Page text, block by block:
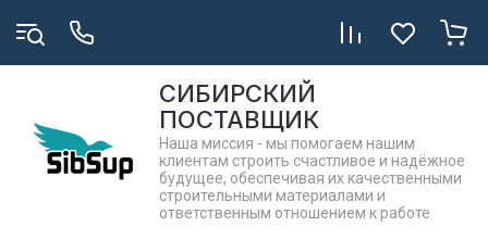
СИБИРСКИЙ
ПОСТАВЩИК
Наша миссия - мы помогаем нашим
клиентам строить счастливое и надёжное
будущее, обеспечивая их качественными
строительными материалами и
ответственным отношением к работе.